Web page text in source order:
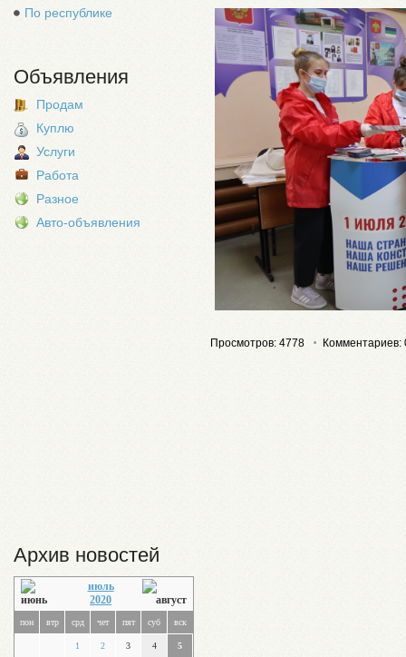
По республике
Объявления
Продам
Куплю
Услуги
Работа
Разное
Авто-объявления
Архив новостей
июль
2020
пон втр срд чет пят суб вск
1 2 3 4 5
Просмотров: 4778 Комментариев: